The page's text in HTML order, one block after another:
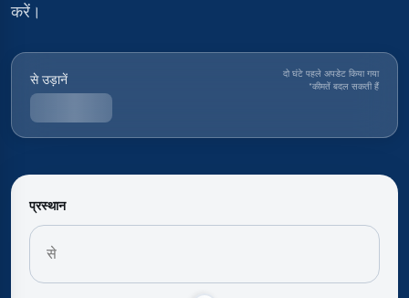
करें।
से उड़ानें
दो घंटे पहले अपडेट किया गया
*कीमतें बदल सकती हैं
प्रस्थान